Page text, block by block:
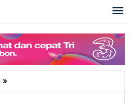
»
Kualitas